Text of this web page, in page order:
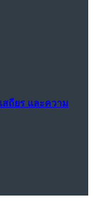
สถียร และความ